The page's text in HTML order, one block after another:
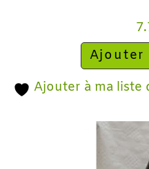
Ajouter
Ajouter à ma liste